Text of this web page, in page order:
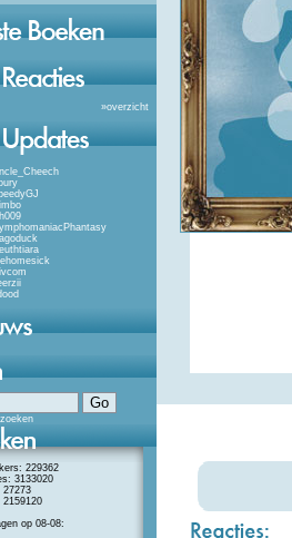
»overzicht
229362
3133020
27273
op 08-08: